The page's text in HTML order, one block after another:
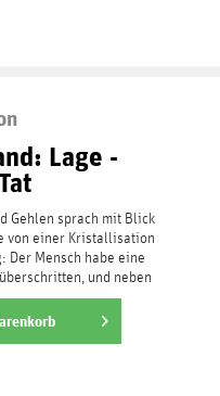
Lage -
Gehlen sprach mit Blick
von einer Kristallisation
Der Mensch habe eine
und neben